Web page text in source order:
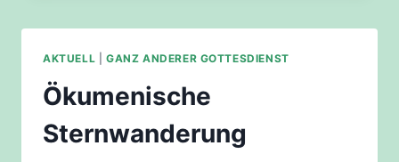
DER
AKTUELL GANZ ANDERER GOTTESDIENST
Ökumenische
Sternwanderung